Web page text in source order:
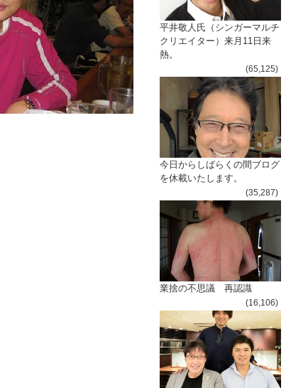
平井敬人氏（シンガーマルチ
クリエイター）来月11日来
熱。
(65,125)
今日からしばらくの間ブログ
を休載いたします。
(35,287)
業捨の不思議 再認識
(16,106)